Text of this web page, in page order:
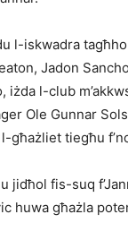
l-iskwadra
Jadon
iżda l-club
Ole Gunnar
għażliet tiegħu
jidħol fis-suq
huwa għażla